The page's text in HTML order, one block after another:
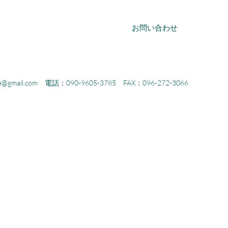
お問い合わせ
電話：090-9605-3785 FAX：096-272-3066